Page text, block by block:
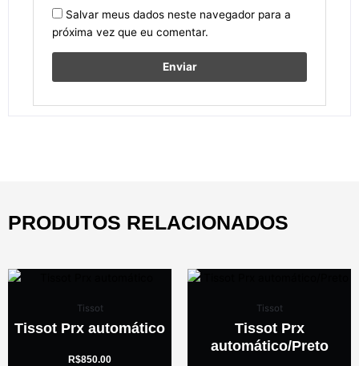
Salvar meus dados neste navegador para a
próxima vez que eu comentar.
PRODUTOS RELACIONADOS
Tissot
Tissot Prx automático
R$850.00
Tissot
Tissot Prx
automático/Preto